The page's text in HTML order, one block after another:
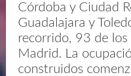
Córdoba y Ciudad
Guadalajara y
recorrido, 93 de
Madrid. La
construidos